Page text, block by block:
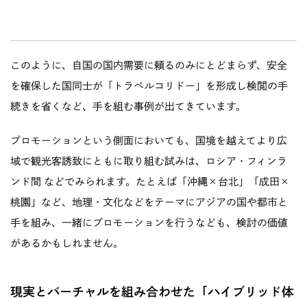
このように、自国の国内需要に頼るのみにとどまらず、安全
を確保した国同士が「トラベルコリドー」を形成し検閲の手
続きを省くなど、手を組む事例が出てきています。
プロモーションという側面においても、国境を越えてより広
域で観光客誘致にともに取り組む試みは、
ロシア・フィンラ
ンド間 などでみられます。たとえば「沖縄×台北」「成田×
桃園」など、地理・文化などをテーマにアジアの国や都市と
手を組み、一緒にプロモーションを行うなども、検討の価値
があるかもしれません。
現実とバーチャルを組み合わせた「ハイブリッド体